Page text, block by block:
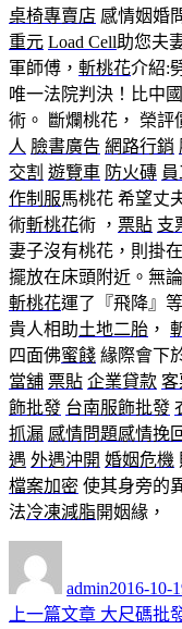
桌椅專賣店 感情姻婚
重元 Load Cell助您夫
軍師傅， 斬桃花介紹:
唯一法院判決！比中
術。 斷爛桃花， 榮評
人 臉書廣告 網路行銷
交割 遊覽車 防火磚
作制服馬桃花 希望丈
術斬桃花術 ， 票貼 支
妻子沒有桃花，則掛
擺放在床頭附近。無
斬桃花運了『飛降』
貴人相助土地二胎 ，
四面佛蜜餞 緣際會下
當舖 票貼 企業貸款 客
飾批發 台南服飾批發
抓漏 感情問題感情挽
遇 外遇沖開 婚姻危機
檔案加密 使其身旁的
法冷凍減脂開姻緣，
admin佈
日
2016-10-
文
上一篇文章 上
大尺碼批